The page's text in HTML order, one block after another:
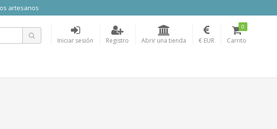
artesanos
Iniciar sesión Registro Abrir una tienda € EUR Carrito
0